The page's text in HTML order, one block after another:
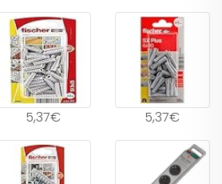
5,37€ 5,37€